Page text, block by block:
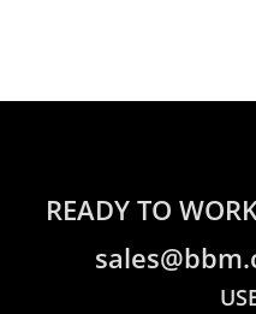
READY TO